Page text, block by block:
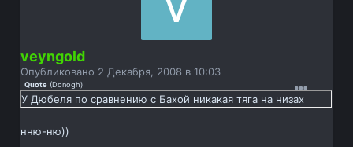
veyngold
Опубликовано 2 Декабря, 2008 в 10:03
Quote (Donogh)
У Дюбеля по сравнению с Бахой никакая тяга на низах
нню-ню))